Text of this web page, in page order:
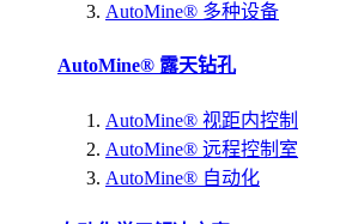
AutoMine® 多种设备
AutoMine® 露天钻孔
AutoMine® 视距内控制
AutoMine® 远程控制室
AutoMine® 自动化